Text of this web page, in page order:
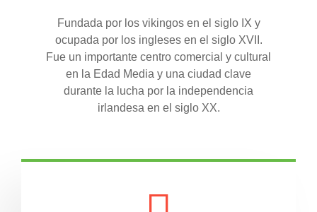
Fundada por los vikingos en el siglo IX y
ocupada por los ingleses en el siglo XVII.
Fue un importante centro comercial y cultural
en la Edad Media y una ciudad clave
durante la lucha por la independencia
irlandesa en el siglo XX.